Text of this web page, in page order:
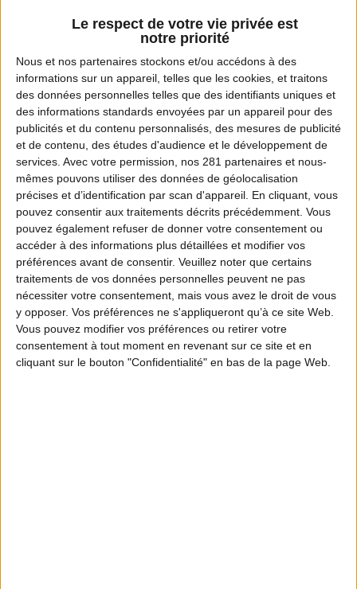
Le respect de votre vie privée est
notre priorité
Nous et nos partenaires stockons et/ou accédons à des
informations sur un appareil, telles que les cookies, et traitons
des données personnelles telles que des identifiants uniques et
des informations standards envoyées par un appareil pour des
publicités et du contenu personnalisés, des mesures de publicité
et de contenu, des études d'audience et le développement de
services. Avec votre permission, nos 281 partenaires et nous-
mêmes pouvons utiliser des données de géolocalisation
précises et d’identification par scan d'appareil. En cliquant, vous
pouvez consentir aux traitements décrits précédemment. Vous
pouvez également refuser de donner votre consentement ou
accéder à des informations plus détaillées et modifier vos
préférences avant de consentir. Veuillez noter que certains
traitements de vos données personnelles peuvent ne pas
nécessiter votre consentement, mais vous avez le droit de vous
y opposer. Vos préférences ne s'appliqueront qu’à ce site Web.
Vous pouvez modifier vos préférences ou retirer votre
consentement à tout moment en revenant sur ce site et en
cliquant sur le bouton "Confidentialité" en bas de la page Web.